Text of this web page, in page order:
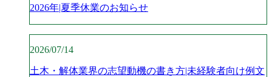
2026年|夏季休業のお知らせ
2026/07/14
土木・解体業界の志望動機の書き方|未経験者向け例文